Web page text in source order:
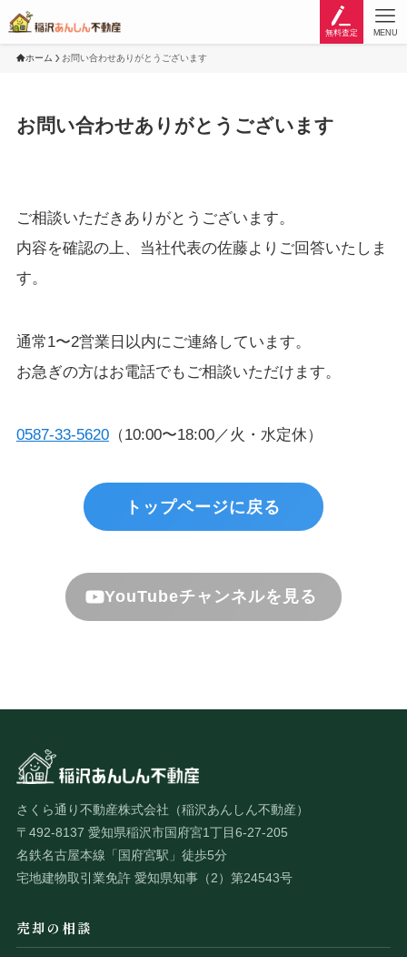
無料査定 MENU
ホーム お問い合わせありがとうございます
お問い合わせありがとうございます
ご相談いただきありがとうございます。
内容を確認の上、当社代表の佐藤よりご回答いたしま
す。
通常1〜2営業日以内にご連絡しています。
お急ぎの方はお電話でもご相談いただけます。
0587-33-5620（10:00〜18:00／火・水定休）
トップページに戻る
YouTubeチャンネルを見る
さくら通り不動産株式会社（稲沢あんしん不動産）
〒492-8137 愛知県稲沢市国府宮1丁目6-27-205
名鉄名古屋本線「国府宮駅」徒歩5分
宅地建物取引業免許 愛知県知事（2）第24543号
売却の相談